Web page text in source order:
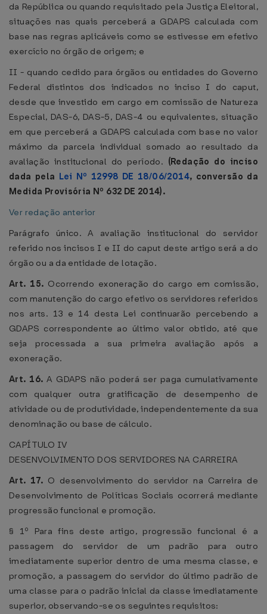
da República ou quando requisitado pela Justiça Eleitoral,
situações nas quais perceberá a GDAPS calculada com
base nas regras aplicáveis como se estivesse em efetivo
exercício no órgão de origem; e
II - quando cedido para órgãos ou entidades do Governo
Federal distintos dos indicados no inciso I do caput,
desde que investido em cargo em comissão de Natureza
Especial, DAS-6, DAS-5, DAS-4 ou equivalentes, situação
em que perceberá a GDAPS calculada com base no valor
máximo da parcela individual somado ao resultado da
avaliação institucional do período. (Redação do inciso
dada pela Lei Nº 12998 DE 18/06/2014, conversão da
Medida Provisória Nº 632 DE 2014).
Ver redação anterior
Parágrafo único. A avaliação institucional do servidor
referido nos incisos I e II do caput deste artigo será a do
órgão ou a da entidade de lotação.
Art. 15. Ocorrendo exoneração do cargo em comissão,
com manutenção do cargo efetivo os servidores referidos
nos arts. 13 e 14 desta Lei continuarão percebendo a
GDAPS correspondente ao último valor obtido, até que
seja processada a sua primeira avaliação após a
exoneração.
Art. 16.A GDAPS não poderá ser paga cumulativamente
com qualquer outra gratificação de desempenho de
atividade ou de produtividade, independentemente da sua
denominação ou base de cálculo.
CAPÍTULO IV
DESENVOLVIMENTO DOS SERVIDORES NA CARREIRA
Art. 17. O desenvolvimento do servidor na Carreira de
Desenvolvimento de Políticas Sociais ocorrerá mediante
progressão funcional e promoção.
§ 1º Para fins deste artigo, progressão funcional é a
passagem do servidor de um padrão para outro
imediatamente superior dentro de uma mesma classe, e
promoção, a passagem do servidor do último padrão de
uma classe para o padrão inicial da classe imediatamente
superior, observando-se os seguintes requisitos: